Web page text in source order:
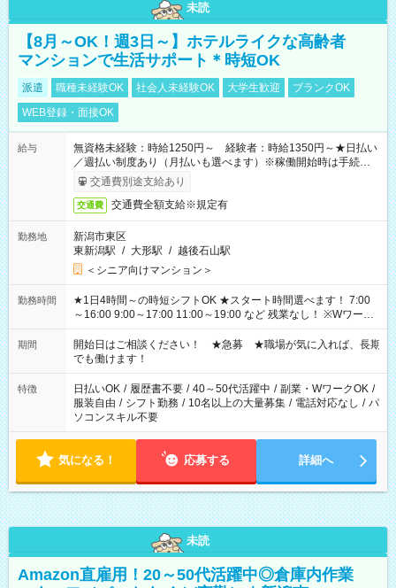
未読
【8月～OK！週3日～】ホテルライクな高齢者
マンションで生活サポート＊時短OK
派遣 職種未経験OK 社会人未経験OK 大学生歓迎
ブランクOK
WEB登録・面接OK
給与
無資格未経験：時給1250円～ 経験者：時給1350円～★日払い
／週払い制度あり（月払いも選べます）※稼働開始時は手続き完
了次第のお支払いとなります。
交通費別途支給あり
交通費 交通費全額支給※規定有
勤務地
新潟市東区
東新潟駅 / 大形駅 / 越後石山駅
＜シニア向けマンション＞
勤務時間
★1日4時間～の時短シフトOK ★スタート時間選べます！ 7:00
～16:00 9:00～17:00 11:00～19:00 など 残業なし！ ※Wワーク
の場合、他のお仕事と合わせ週40時間超の就業はご案内できま
せん ※法令に基づき、週20時間以上勤務は社会保険への加入対
象となります ※労働者派遣法（日雇い派遣の原則禁止）によ
り、短時間・短期間の就業はご案内が難しい場合があります
期間
開始日はご相談ください！ ★急募 ★職場が気に入れば、長期
でも働けます！
特徴 日払いOK / 履歴書不要 / 40～50代活躍中 / 副業・WワークOK /
服装自由 / シフト勤務 / 10名以上の大量募集 / 電話対応なし / パ
ソコンスキル不要
気になる！ 応募する 詳細へ
未読
Amazon直雇用！20～50代活躍中◎倉庫内作業